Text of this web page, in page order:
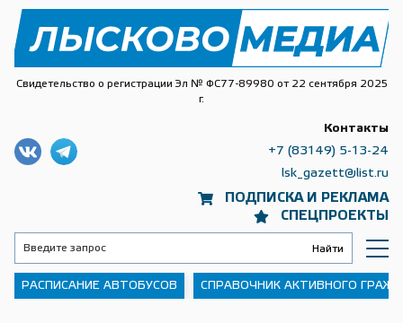
Свидетельство о регистрации Эл № ФС77-89980 от 22 сентября 2025
г.
ПОДПИСКА И РЕКЛАМА
СПЕЦПРОЕКТЫ
Контакты
+7 (83149) 5-13-24
lsk_gazett@list.ru
РАСПИСАНИЕ АВТОБУСОВ СПРАВОЧНИК АКТИВНОГО